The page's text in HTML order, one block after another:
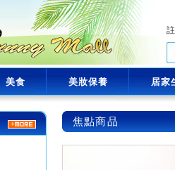
美食 美妝保養 居家
焦點商品